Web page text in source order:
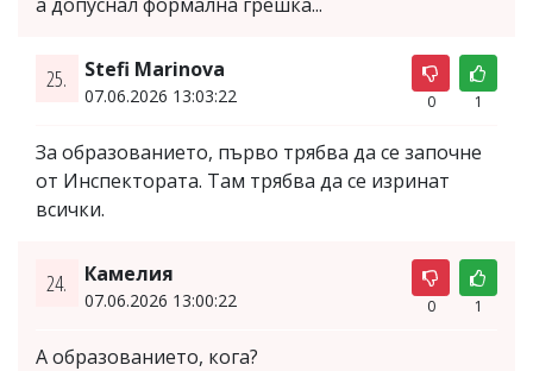
25. Stefi Marinova
07.06.2026 13:03:22 0 1
За образованието, първо трябва да се започне
от Инспектората. Там трябва да се изринат
всички.
24. Камелия
07.06.2026 13:00:22 0 1
А образованието, кога?